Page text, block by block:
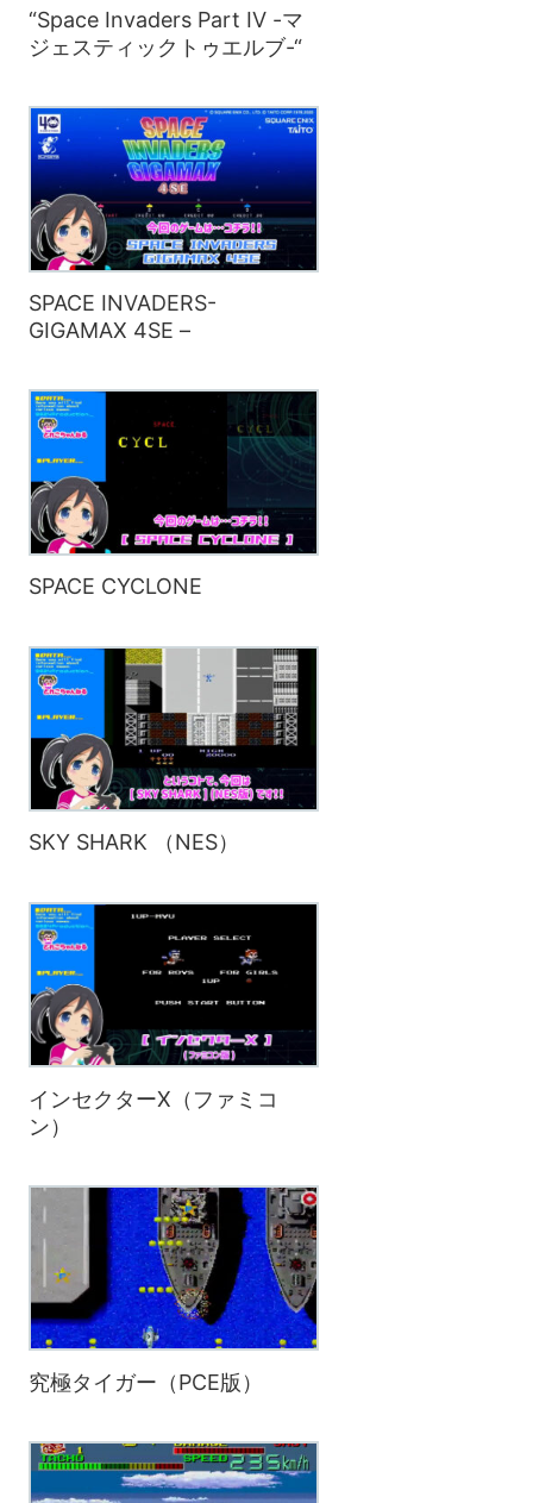
“Space Invaders Part IV -マ
ジェスティックトゥエルブ-“
SPACE INVADERS-
GIGAMAX 4SE –
SPACE CYCLONE
SKY SHARK （NES）
インセクターX（ファミコ
ン）
究極タイガー（PCE版）